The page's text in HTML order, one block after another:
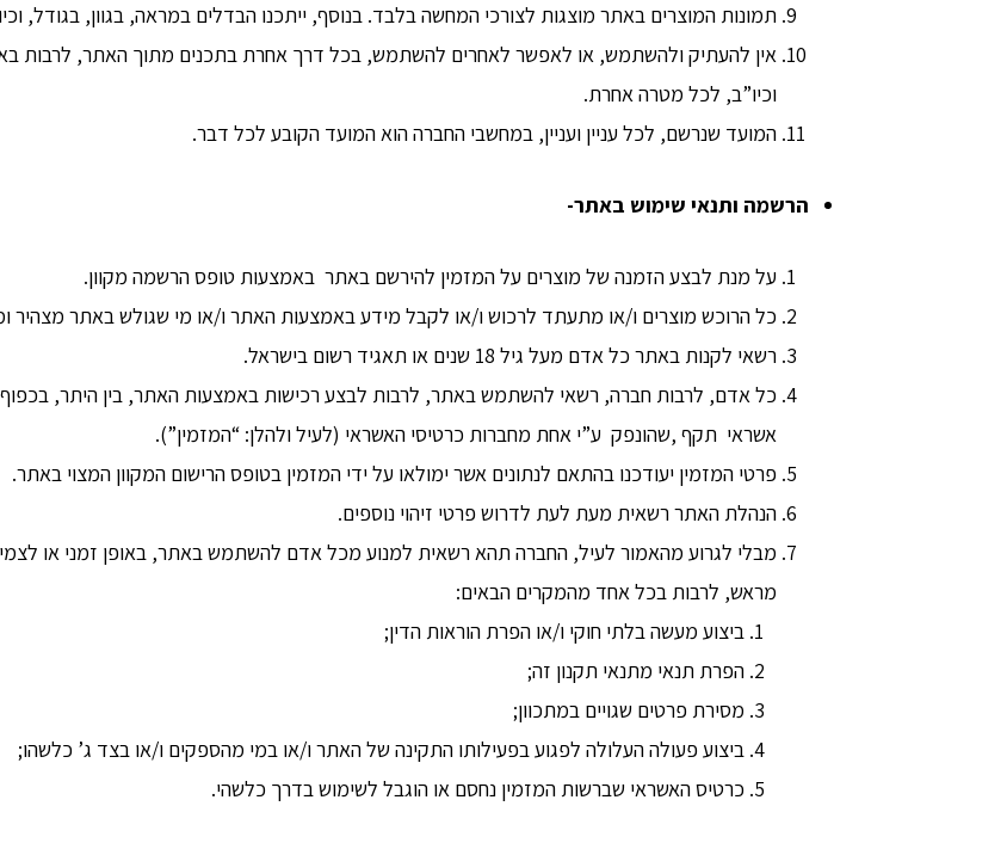
תמונות המוצרים באתר מוצגות לצורכי המחשה בלבד. בנוסף, ייתכנו הבדלים במראה, בגוון, בגודל,
אין להעתיק ולהשתמש, או לאפשר לאחרים להשתמש, בכל דרך אחרת בתכנים מתוך האתר, לרבות
וכיו”ב, לכל מטרה אחרת.
המועד שנרשם, לכל עניין ועניין, במחשבי החברה הוא המועד הקובע לכל דבר.
הרשמה ותנאי שימוש באתר-
על מנת לבצע הזמנה של מוצרים על המזמין להירשם באתר באמצעות טופס הרשמה מקוון.
כל הרוכש מוצרים ו/או מתעתד לרכוש ו/או לקבל מידע באמצעות האתר ו/או מי שגולש באתר מצהיר
רשאי לקנות באתר כל אדם מעל גיל 18 שנים או תאגיד רשום בישראל.
כל אדם, לרבות חברה, רשאי להשתמש באתר, לרבות לבצע רכישות באמצעות האתר, בין היתר, בכפוף
אשראי תקף ,שהונפק ע”י אחת מחברות כרטיסי האשראי (לעיל ולהלן: “המזמין”).
פרטי המזמין יעודכנו בהתאם לנתונים אשר ימולאו על ידי המזמין בטופס הרישום המקוון המצוי באתר.
הנהלת האתר רשאית מעת לעת לדרוש פרטי זיהוי נוספים.
מבלי לגרוע מהאמור לעיל, החברה תהא רשאית למנוע מכל אדם להשתמש באתר, באופן זמני או
מראש, לרבות בכל אחד מהמקרים הבאים:
ביצוע מעשה בלתי חוקי ו/או הפרת הוראות הדין;
הפרת תנאי מתנאי תקנון זה;
מסירת פרטים שגויים במתכוון;
ביצוע פעולה העלולה לפגוע בפעילותו התקינה של האתר ו/או במי מהספקים ו/או בצד ג’ כלשהו;
כרטיס האשראי שברשות המזמין נחסם או הוגבל לשימוש בדרך כלשהי.